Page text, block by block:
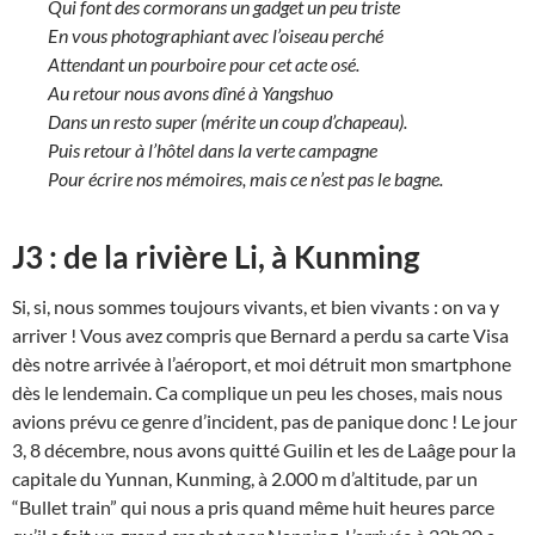
Qui font des cormorans un gadget un peu triste
En vous photographiant avec l’oiseau perché
Attendant un pourboire pour cet acte osé.
Au retour nous avons dîné à Yangshuo
Dans un resto super (mérite un coup d’chapeau).
Puis retour à l’hôtel dans la verte campagne
Pour écrire nos mémoires, mais ce n’est pas le bagne.
J3 : de la rivière Li, à Kunming
Si, si, nous sommes toujours vivants, et bien vivants : on va y
arriver ! Vous avez compris que Bernard a perdu sa carte Visa
dès notre arrivée à l’aéroport, et moi détruit mon smartphone
dès le lendemain. Ca complique un peu les choses, mais nous
avions prévu ce genre d’incident, pas de panique donc ! Le jour
3, 8 décembre, nous avons quitté Guilin et les de Laâge pour la
capitale du Yunnan, Kunming, à 2.000 m d’altitude, par un
“Bullet train” qui nous a pris quand même huit heures parce